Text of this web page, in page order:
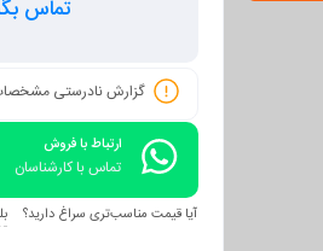
تماس
گزارش نادرستی
ارتباط با فروش
تماس با کارشناسان
آیا قیمت مناسب‌تری سراغ دارید؟